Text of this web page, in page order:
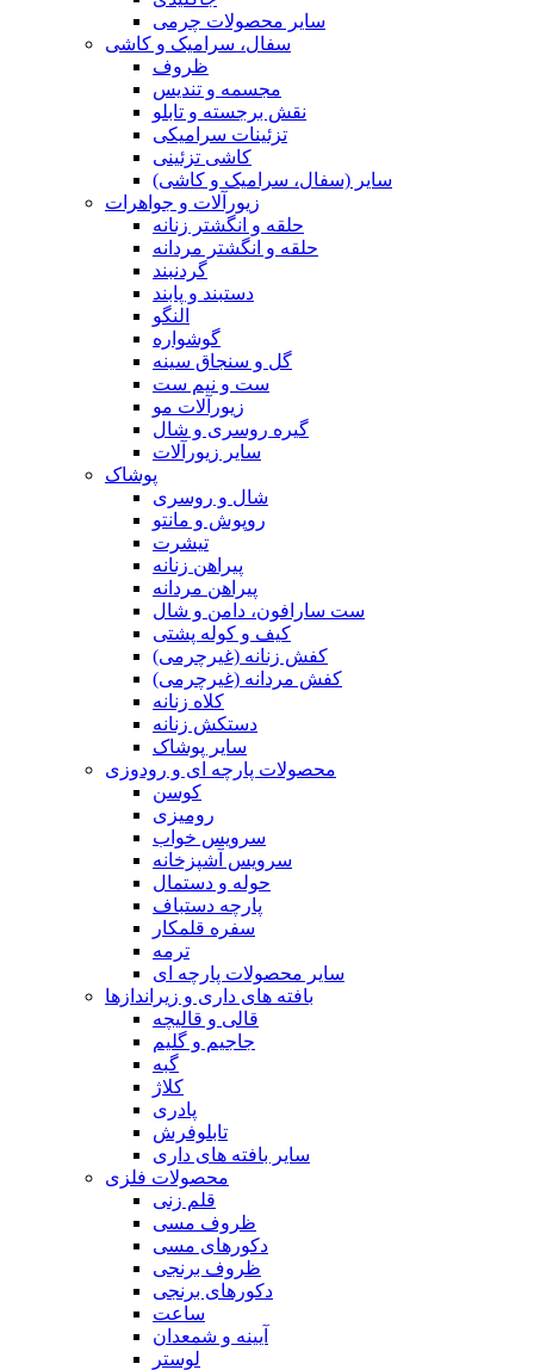
سایر محصولات چرمی
سفال، سرامیک و کاشی
ظروف
مجسمه و تندیس
نقش برجسته و تابلو
تزئینات سرامیکی
کاشی تزئینی
سایر (سفال، سرامیک و کاشی)
زیورآلات و جواهرات
حلقه و انگشتر زنانه
حلقه و انگشتر مردانه
گردنبند
دستبند و پابند
النگو
گوشواره
گل و سنجاق سینه
ست و نیم ست
زیورآلات مو
گیره روسری و شال
سایر زیورآلات
پوشاک
شال و روسری
روپوش و مانتو
تیشرت
پیراهن زنانه
پیراهن مردانه
ست سارافون، دامن و شال
کیف و کوله پشتی
کفش زنانه (غیرچرمی)
کفش مردانه (غیرچرمی)
کلاه زنانه
دستکش زنانه
سایر پوشاک
محصولات پارچه ای و رودوزی
کوسن
رومیزی
سرویس خواب
سرویس آشپزخانه
حوله و دستمال
پارچه دستباف
سفره قلمکار
ترمه
سایر محصولات پارچه ای
بافته های داری و زیراندازها
قالی و قالیچه
جاجیم و گلیم
گبه
کلاژ
پادری
تابلوفرش
سایر بافته های داری
محصولات فلزی
قلم زنی
ظروف مسی
دکورهای مسی
ظروف برنجی
دکورهای برنجی
ساعت
آیینه و شمعدان
لوستر